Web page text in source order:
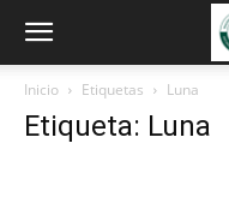
Inicio Etiquetas Luna
Etiqueta: Luna